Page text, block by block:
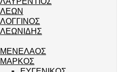
ΛΕΩΝ
ΛΟΓΓΙΝΟΣ
ΛΕΩΝΙΔΗΣ
ΜΕΝΕΛΑΟΣ
ΜΑΡΚΟΣ